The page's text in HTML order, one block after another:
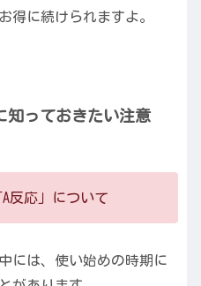
得に続けられますよ。
知っておきたい注意
反応」について
には、使い始めの時期に